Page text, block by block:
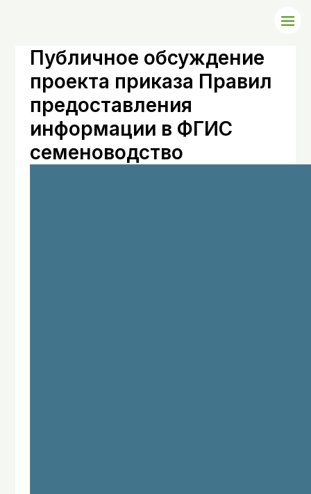
Публичное обсуждение
проекта приказа Правил
предоставления
информации в ФГИС
семеноводство